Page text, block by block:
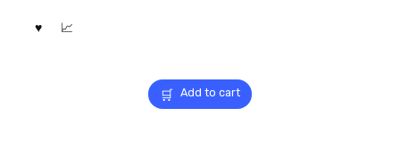
Add to cart